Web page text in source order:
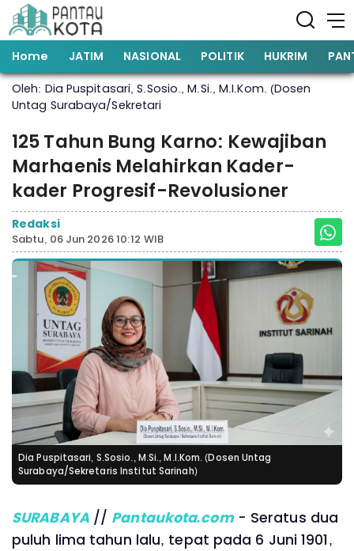
Home JATIM NASIONAL POLITIK HUKRIM
Oleh: Dia Puspitasari, S.Sosio., M.Si., M.I.Kom. (Dosen
Untag Surabaya/Sekretari
125 Tahun Bung Karno: Kewajiban
Marhaenis Melahirkan Kader-
kader Progresif-Revolusioner
Redaksi
Sabtu, 06 Jun 2026 10:12 WIB
Dia Puspitasari, S.Sosio., M.Si., M.I.Kom. (Dosen Untag
Surabaya/Sekretaris Institut Sarinah)
SURABAYA// Pantaukota.com- Seratus dua
puluh lima tahun lalu, tepat pada 6 Juni 1901,